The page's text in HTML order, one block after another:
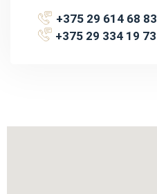
+375 29 614 68 83
+375 29 334 19 73